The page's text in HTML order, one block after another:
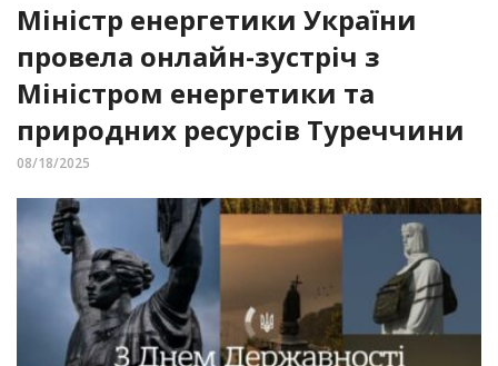
Міністр енергетики України
провела онлайн-зустріч з
Міністром енергетики та
природних ресурсів Туреччини
08/18/2025